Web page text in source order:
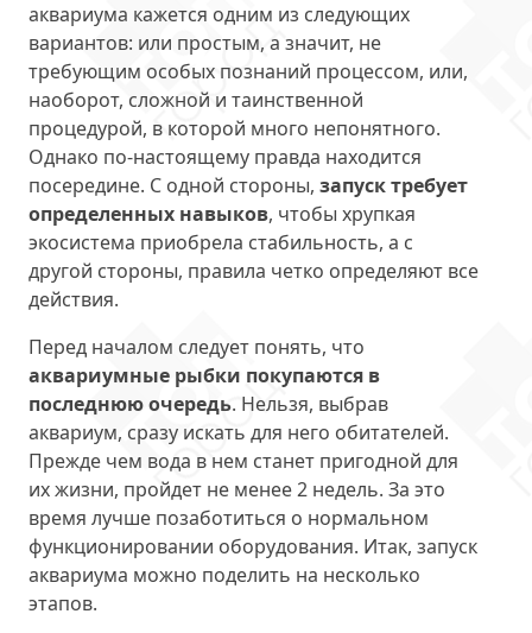
аквариума кажется одним из следующих
вариантов: или простым, а значит, не
требующим особых познаний процессом, или,
наоборот, сложной и таинственной
процедурой, в которой много непонятного.
Однако по-настоящему правда находится
посередине. С одной стороны, запуск требует
определенных навыков, чтобы хрупкая
экосистема приобрела стабильность, а с
другой стороны, правила четко определяют все
действия.
Перед началом следует понять, что
аквариумные рыбки покупаются в
последнюю очередь. Нельзя, выбрав
аквариум, сразу искать для него обитателей.
Прежде чем вода в нем станет пригодной для
их жизни, пройдет не менее 2 недель. За это
время лучше позаботиться о нормальном
функционировании оборудования. Итак, запуск
аквариума можно поделить на несколько
этапов.